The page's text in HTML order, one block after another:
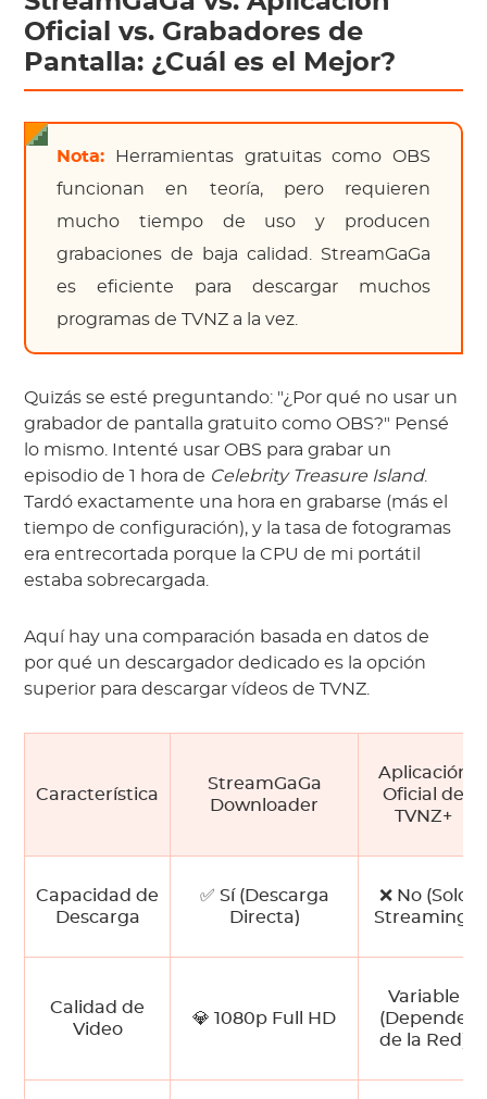
Oficial vs. Grabadores de
Pantalla: ¿Cuál es el Mejor?
Nota: Herramientas gratuitas como OBS
funcionan en teoría, pero requieren
mucho tiempo de uso y producen
grabaciones de baja calidad. StreamGaGa
es eficiente para descargar muchos
programas de TVNZ a la vez.
Quizás se esté preguntando: "¿Por qué no usar un
grabador de pantalla gratuito como OBS?" Pensé
lo mismo. Intenté usar OBS para grabar un
episodio de 1 hora de Celebrity Treasure Island.
Tardó exactamente una hora en grabarse (más el
tiempo de configuración), y la tasa de fotogramas
era entrecortada porque la CPU de mi portátil
estaba sobrecargada.
Aquí hay una comparación basada en datos de
por qué un descargador dedicado es la opción
superior para descargar vídeos de TVNZ.
Característica
StreamGaGa
Downloader
Aplicación
Oficial de
TVNZ+
Capacidad de
Descarga
✅ Sí (Descarga
Directa)
❌ No (Solo
Streaming)
Calidad de
Video
💎 1080p Full HD
Variable
(Depende
de la Red)